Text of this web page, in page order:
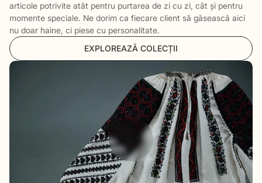
articole potrivite atât pentru purtarea de zi cu zi, cât și pentru
momente speciale. Ne dorim ca fiecare client să găsească aici
nu doar haine, ci piese cu personalitate.
EXPLOREAZĂ COLECȚII